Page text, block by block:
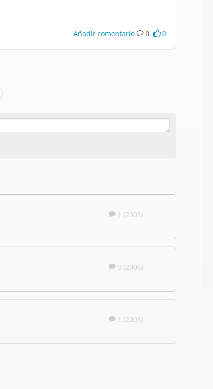
Añadir comentario 0 0
1 (2005)
0 (2006)
1 (2005)